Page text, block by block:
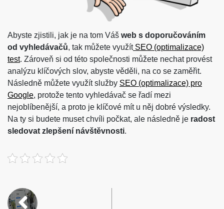
Abyste zjistili, jak je na tom Váš web s doporučováním
od vyhledávačů, tak můžete využítSEO (optimalizace)
test. Zároveň si od této společnosti můžete nechat provést
analýzu klíčových slov, abyste věděli, na co se zaměřit.
Následně můžete využít služby SEO (optimalizace) pro
Google, protože tento vyhledávač se řadí mezi
nejoblíbenější, a proto je klíčové mít u něj dobré výsledky.
Na ty si budete muset chvíli počkat, ale následně je radost
sledovat zlepšení návštěvnosti.